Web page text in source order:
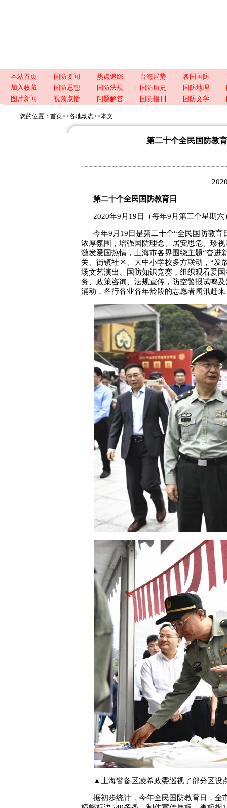
本站首页 国防要闻 热点追踪 台海局势 各国国防
加入收藏
国防思想 国防法规 国防历史 国防地理
图片新闻
视频点播 问题解答 国防报刊 国防文学
您的位置： 首页>>各地动态>>本文
第二十个全民国防教
第二十个全民国防教育日
2020年9月19日（每年9月第三个星期六
今年9月19日是第二十个“全民国防教
浓厚氛围，增强国防理念、居安思危、珍
激发爱国热情，上海市各界围绕主题“奋进
关、街镇社区、大中小学校多方联动，“发
场文艺演出、国防知识竞赛，组织观看爱
务、政策咨询、法规宣传，防空警报试鸣
涌动，各行各业各年龄段的志愿者闻讯赶
▲上海警备区凌希政委巡视了部分区设
据初步统计，今年全民国防教育日，全